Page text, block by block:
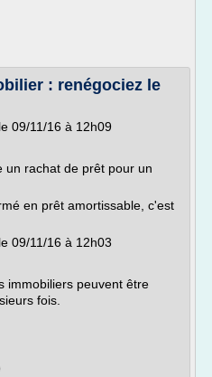
: renégociez le
09/11/16 à 12h09
un rachat de prêt pour un
en prêt amortissable, c'est
09/11/16 à 12h03
immobiliers peuvent être
fois.